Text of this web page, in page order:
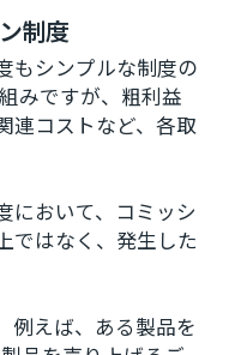
制度
もシンプルな制度の
みですが、粗利益
連コストなど、各取
において、コミッシ
ではなく、発生した
例えば、ある製品を